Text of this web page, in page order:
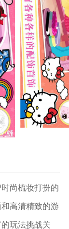
尚梳妆打扮的
高清精致的游
玩法挑战关